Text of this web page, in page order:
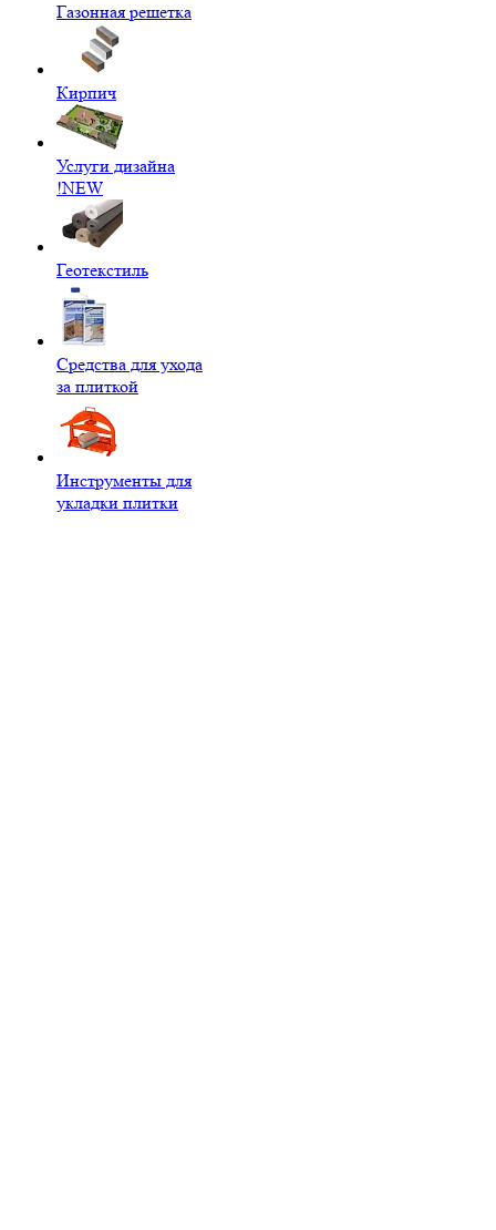
Газонная решетка
Кирпич
Услуги дизайна
!NEW
Геотекстиль
Средства для ухода
за плиткой
Инструменты для
укладки плитки